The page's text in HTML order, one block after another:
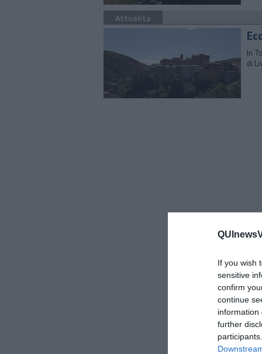
If you wish
sensitive
confirm
continue
information
further
Attualità
In
di